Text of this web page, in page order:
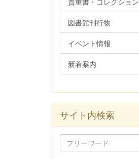
図書館刊行物
イベント情報
新着案内
サイト内検索